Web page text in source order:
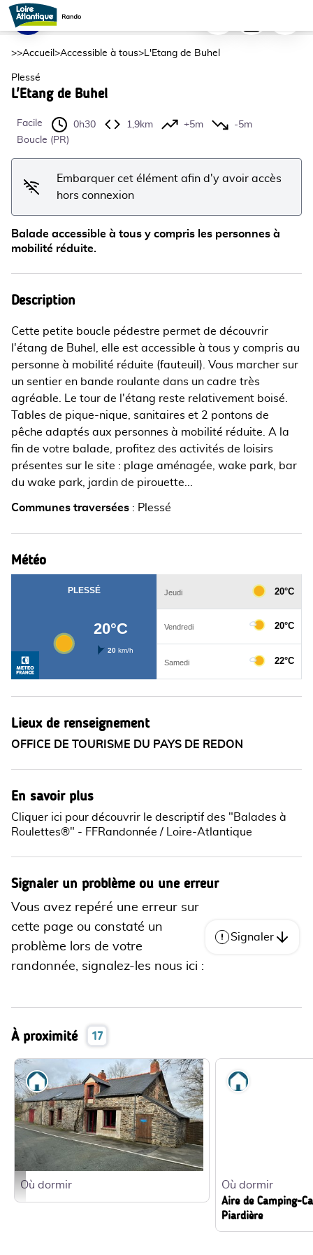
L'Etang de Buhel
Voir l'image en plein écran
>>Accueil >Accessible à tous>L'Etang de Buhel
Plessé
L'Etang de Buhel
Facile 0h30 1,9km +5m
-5m
Boucle (PR)
Embarquer cet élément afin d'y avoir accès
hors connexion
Balade accessible à tous y compris les personnes à
mobilité réduite.
Description
Cette petite boucle pédestre permet de découvrir
l'étang de Buhel, elle est accessible à tous y compris au
personne à mobilité réduite (fauteuil). Vous marcher sur
un sentier en bande roulante dans un cadre très
agréable. Le tour de l'étang reste relativement boisé.
Tables de pique-nique, sanitaires et 2 pontons de
pêche adaptés aux personnes à mobilité réduite. A la
fin de votre balade, profitez des activités de loisirs
présentes sur le site : plage aménagée, wake park, bar
du wake park, jardin de pirouette...
Communes traversées : Plessé
Météo
Lieux de renseignement
OFFICE DE TOURISME DU PAYS DE REDON
En savoir plus
Cliquer ici pour découvrir le descriptif des "Balades à
Roulettes®" - FFRandonnée / Loire-Atlantique
Signaler un problème ou une erreur
Vous avez repéré une erreur sur
cette page ou constaté un
problème lors de votre
randonnée, signalez-les nous ici :
Signaler
À proximité 17
331334 - - Clévacances France
Où dormir
Où dormir Où dormir
Aire de Camping-
Piardière